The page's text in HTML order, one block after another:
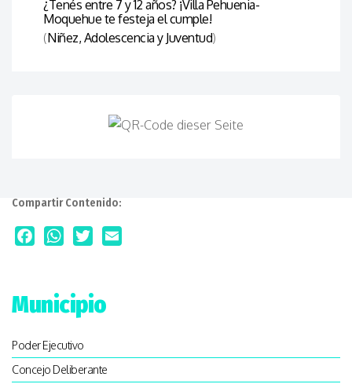
¿Tenés entre 7 y 12 años? ¡Villa Pehuenia-
Moquehue te festeja el cumple!
(Niñez, Adolescencia y Juventud)
Compartir Contenido:
Municipio
Poder Ejecutivo
Concejo Deliberante